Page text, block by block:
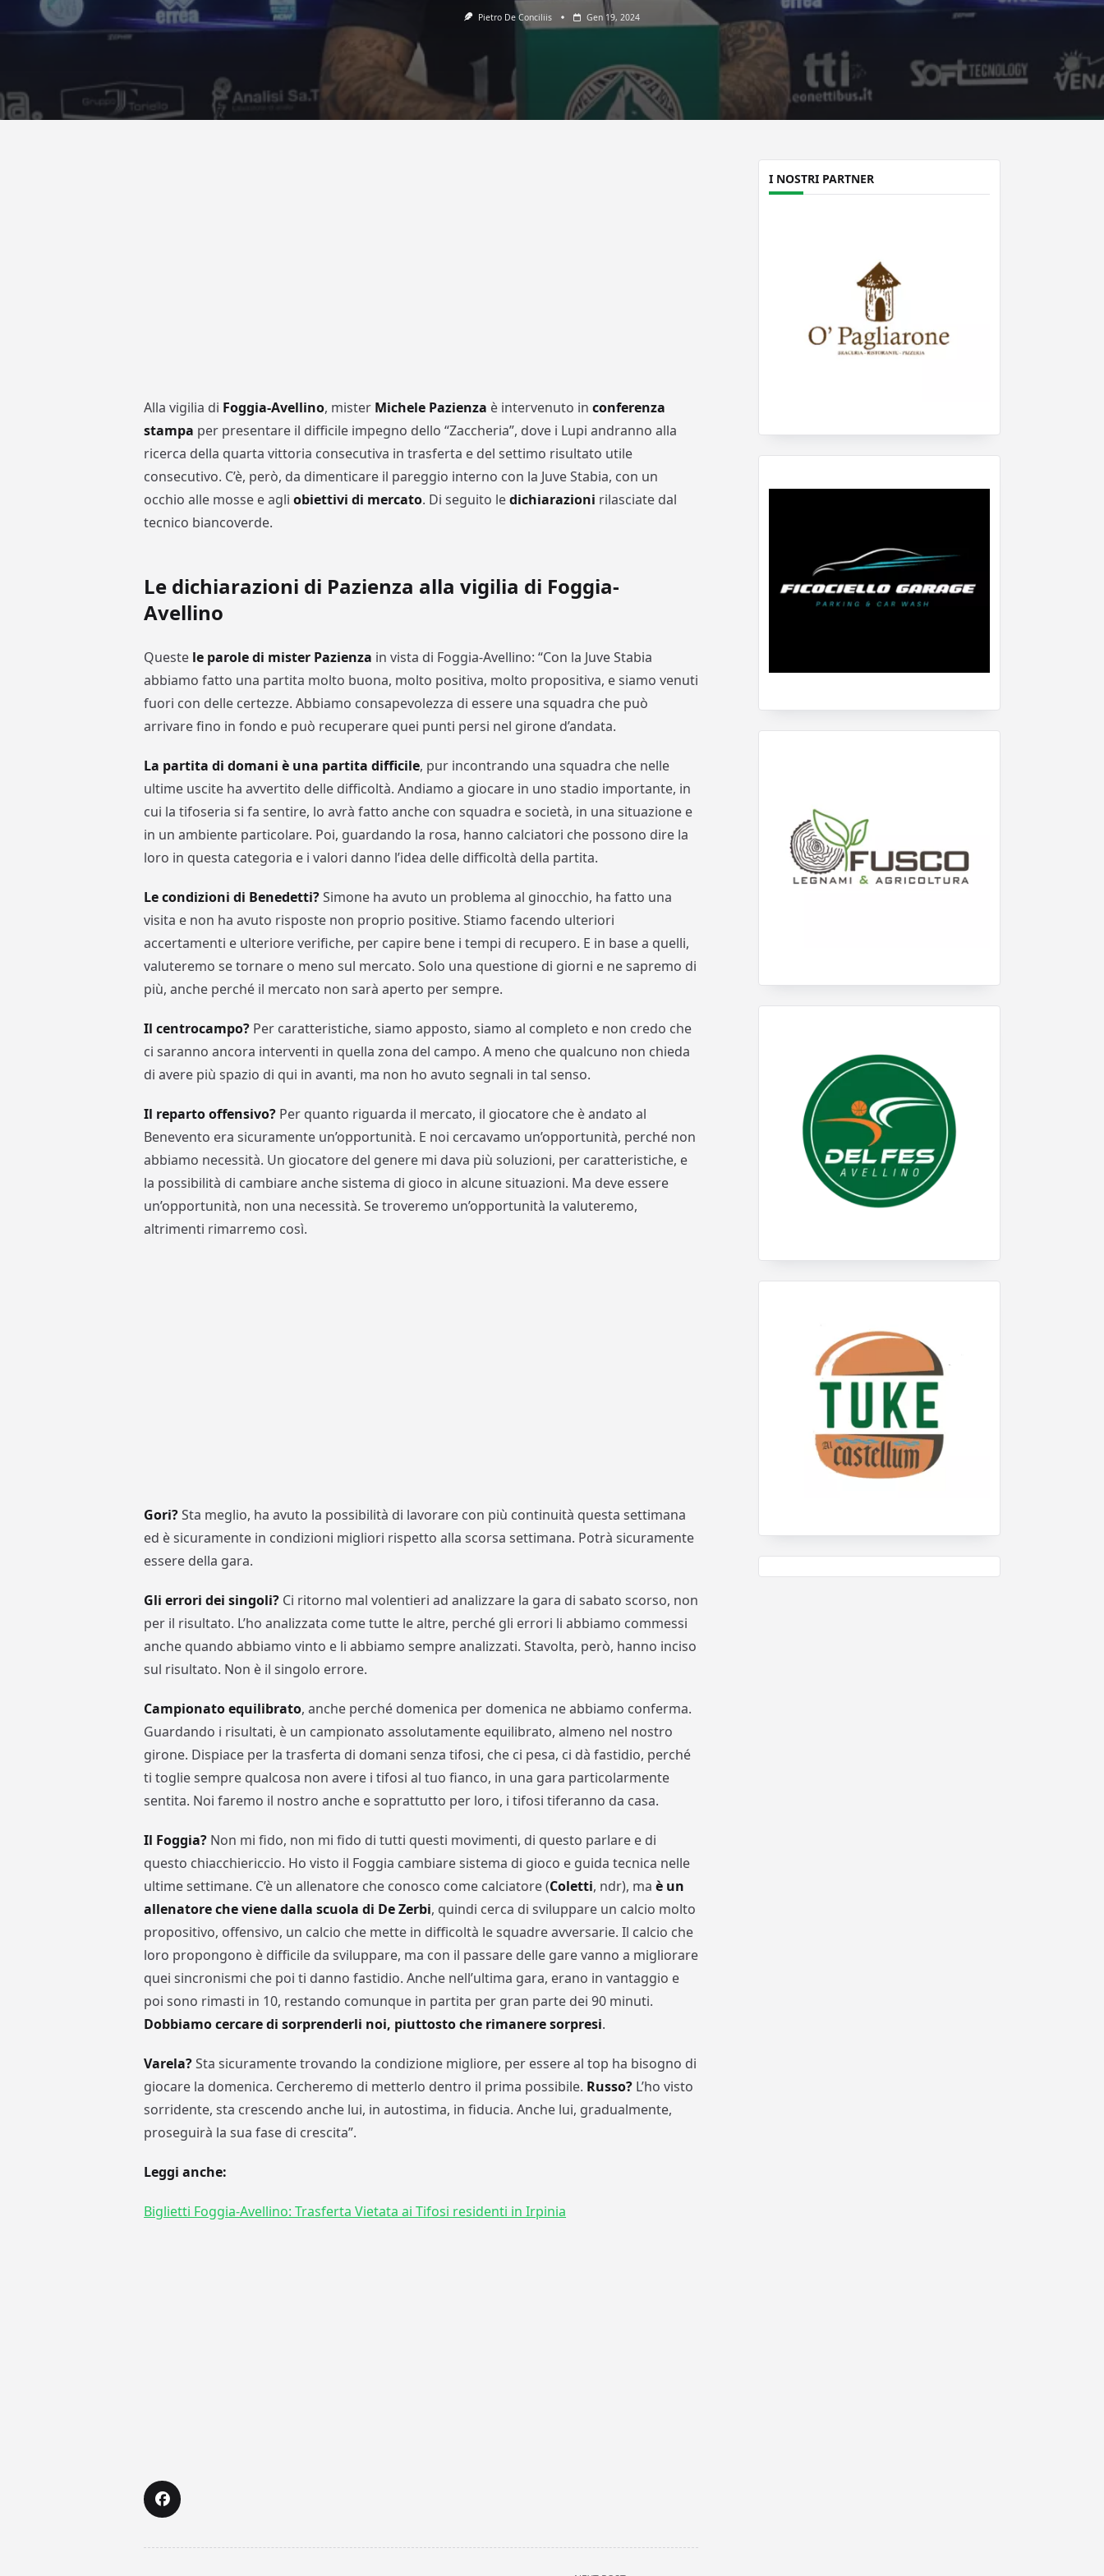
Pietro De Conciliis Gen 19, 2024
Alla vigilia di Foggia-Avellino, mister Michele Pazienza è intervenuto inconferenza
stampa per presentare il difficile impegno dello “Zaccheria”, dove i Lupi andranno alla
ricerca della quarta vittoria consecutiva in trasferta e del settimo risultato utile
consecutivo. C’è, però, da dimenticare il pareggio interno con la Juve Stabia, con un
occhio alle mosse e agliobiettivi di mercato. Di seguito ledichiarazioni rilasciate dal
tecnico biancoverde.
Le dichiarazioni di Pazienza alla vigilia di Foggia-
Avellino
Queste le parole di mister Pazienza in vista di Foggia-Avellino: “Con la Juve Stabia
abbiamo fatto una partita molto buona, molto positiva, molto propositiva, e siamo venuti
fuori con delle certezze. Abbiamo consapevolezza di essere una squadra che può
arrivare fino in fondo e può recuperare quei punti persi nel girone d’andata.
La partita di domani è una partita difficile, pur incontrando una squadra che nelle
ultime uscite ha avvertito delle difficoltà. Andiamo a giocare in uno stadio importante, in
cui la tifoseria si fa sentire, lo avrà fatto anche con squadra e società, in una situazione e
in un ambiente particolare. Poi, guardando la rosa, hanno calciatori che possono dire la
loro in questa categoria e i valori danno l’idea delle difficoltà della partita.
Le condizioni di Benedetti?Simone ha avuto un problema al ginocchio, ha fatto una
visita e non ha avuto risposte non proprio positive. Stiamo facendo ulteriori
accertamenti e ulteriore verifiche, per capire bene i tempi di recupero. E in base a quelli,
valuteremo se tornare o meno sul mercato. Solo una questione di giorni e ne sapremo di
più, anche perché il mercato non sarà aperto per sempre.
Il centrocampo? Per caratteristiche, siamo apposto, siamo al completo e non credo che
ci saranno ancora interventi in quella zona del campo. A meno che qualcuno non chieda
di avere più spazio di qui in avanti, ma non ho avuto segnali in tal senso.
Il reparto offensivo? Per quanto riguarda il mercato, il giocatore che è andato al
Benevento era sicuramente un’opportunità. E noi cercavamo un’opportunità, perché non
abbiamo necessità. Un giocatore del genere mi dava più soluzioni, per caratteristiche, e
la possibilità di cambiare anche sistema di gioco in alcune situazioni. Ma deve essere
un’opportunità, non una necessità. Se troveremo un’opportunità la valuteremo,
altrimenti rimarremo così.
Gori?Sta meglio, ha avuto la possibilità di lavorare con più continuità questa settimana
ed è sicuramente in condizioni migliori rispetto alla scorsa settimana. Potrà sicuramente
essere della gara.
Gli errori dei singoli? Ci ritorno mal volentieri ad analizzare la gara di sabato scorso, non
per il risultato. L’ho analizzata come tutte le altre, perché gli errori li abbiamo commessi
anche quando abbiamo vinto e li abbiamo sempre analizzati. Stavolta, però, hanno inciso
sul risultato. Non è il singolo errore.
Campionato equilibrato, anche perché domenica per domenica ne abbiamo conferma.
Guardando i risultati, è un campionato assolutamente equilibrato, almeno nel nostro
girone. Dispiace per la trasferta di domani senza tifosi, che ci pesa, ci dà fastidio, perché
ti toglie sempre qualcosa non avere i tifosi al tuo fianco, in una gara particolarmente
sentita. Noi faremo il nostro anche e soprattutto per loro, i tifosi tiferanno da casa.
Il Foggia? Non mi fido, non mi fido di tutti questi movimenti, di questo parlare e di
questo chiacchiericcio. Ho visto il Foggia cambiare sistema di gioco e guida tecnica nelle
ultime settimane. C’è un allenatore che conosco come calciatore (Coletti, ndr), maè un
allenatore che viene dalla scuola di De Zerbi, quindi cerca di sviluppare un calcio molto
propositivo, offensivo, un calcio che mette in difficoltà le squadre avversarie. Il calcio che
loro propongono è difficile da sviluppare, ma con il passare delle gare vanno a migliorare
quei sincronismi che poi ti danno fastidio. Anche nell’ultima gara, erano in vantaggio e
poi sono rimasti in 10, restando comunque in partita per gran parte dei 90 minuti.
Dobbiamo cercare di sorprenderli noi, piuttosto che rimanere sorpresi.
Varela?Sta sicuramente trovando la condizione migliore, per essere al top ha bisogno di
giocare la domenica. Cercheremo di metterlo dentro il prima possibile. Russo? L’ho visto
sorridente, sta crescendo anche lui, in autostima, in fiducia. Anche lui, gradualmente,
proseguirà la sua fase di crescita”.
Leggi anche:
Biglietti Foggia-Avellino: Trasferta Vietata ai Tifosi residenti in Irpinia
I NOSTRI PARTNER